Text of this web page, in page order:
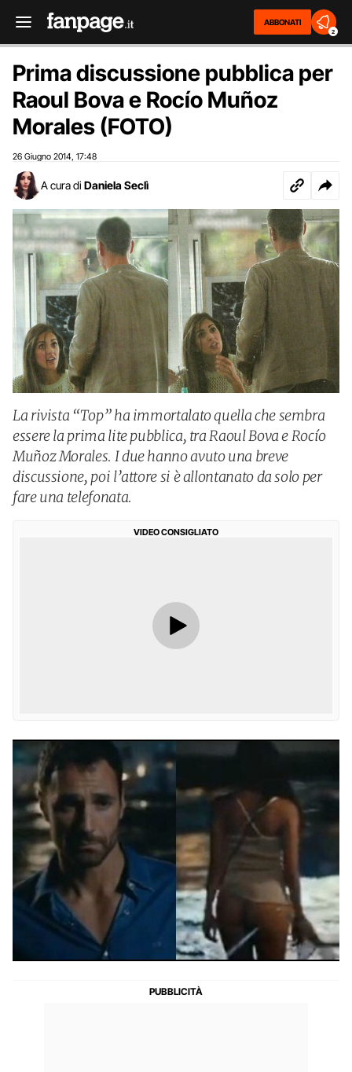
ABBONATI
2
Prima discussione pubblica per
Raoul Bova e Rocío Muñoz
Morales (FOTO)
26 Giugno 2014 17:48
A cura di Daniela Seclì
La rivista “Top” ha immortalato quella che sembra
essere la prima lite pubblica, tra Raoul Bova e Rocío
Muñoz Morales. I due hanno avuto una breve
discussione, poi l’attore si è allontanato da solo per
fare una telefonata.
VIDEO CONSIGLIATO